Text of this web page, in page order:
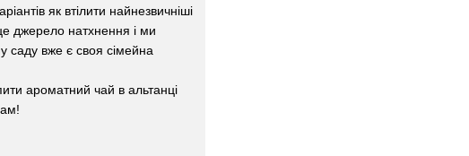
як втілити найнезвичніші
джерело натхнення і ми
саду вже є своя сімейна
ароматний чай в альтанці